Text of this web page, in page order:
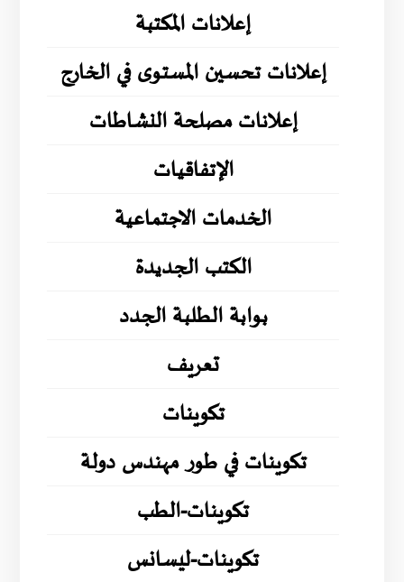
إعلانات المكتبة
إعلانات تحسين المستوى في الخارج
إعلانات مصلحة النشاطات
الإتفاقيات
الخدمات الاجتماعية
الكتب الجديدة
بوابة الطلبة الجدد
تعريف
تكوينات
تكوينات في طور مهندس دولة
تكوينات-الطب
تكوينات-ليسانس